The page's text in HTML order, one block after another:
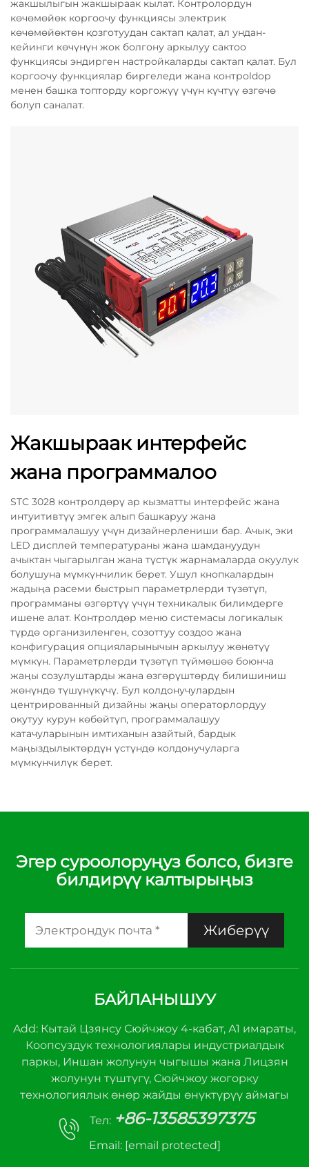
жакшылыгын жакшыраак кылат. Контролордун
көчөмөйөк коргоочу функциясы электрик
көчөмөйөктөн қозготуудан сактап қалат, ал ундан-
кейинги көчүнүн жок болгону аркылуу сактоо
функциясы эндирген настройкаларды сактап қалат. Бул
коргоочу функциялар биргеледи жана контроldор
менен башка топторду коргожүү үчүн күчтүү өзгөчө
болуп саналат.
Жакшыраак интерфейс
жана программалоо
STC 3028 контролдөрү ар кызматты интерфейс жана
интуитивтүү эмгек алып башкаруу жана
программалашуу үчүн дизайнерлениши бар. Ачык, эки
LED дисплей температураны жана шамдануудун
ачыктан чыгарылган жана түстүк жарнамаларда окуулук
болушуна мүмкүнчилик берет. Ушул кнопкалардын
жадыңа расеми быстрып параметрлерди түзөтүп,
программаны өзгөртүү үчүн техникалык билимдерге
ишене алат. Контролдөр меню системасы логикалык
түрдө организиленген, созоттуу создоо жана
конфигурация опцияларынычын аркылуу жөнөтүү
мүмкүн. Параметрлерди түзөтүп түймөшөө боюнча
жаңы созулуштарды жана өзгөрүштөрдү билишиниш
жөнүндө түшүнүкүчү. Бул колдонучулардын
центрированный дизайны жаңы операторлордуу
окутуу курун көбөйтүп, программалашуу
катачуларынын имтиханын азайтый, бардык
маңыздылыктөрдүн үстүндө колдонучуларга
мүмкүнчилүк берет.
Эгер суроолоруңуз болсо, бизге
билдирүү калтырыңыз
Жиберүү
БАЙЛАНЫШУУ
Add: Кытай Цзянсу Сюйчжоу 4-кабат, А1 имараты,
Коопсуздук технологиялары индустриалдык
паркы, Иншан жолунун чыгышы жана Лицзян
жолунун түштүгү, Сюйчжоу жогорку
технологиялык өнөр жайды өнүктүрүү аймагы
Тел: +86-13585397375
Email: [email protected]